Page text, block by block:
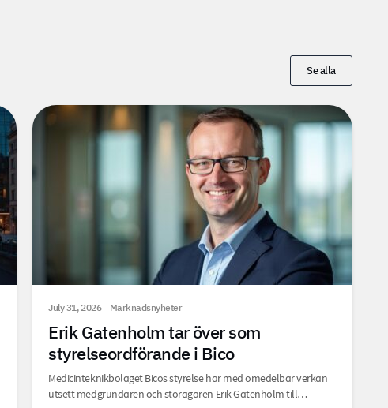
Se alla
July 31, 2026 Marknadsnyheter
Erik Gatenholm tar över som
styrelseordförande i Bico
Medicinteknikbolaget Bicos styrelse har med omedelbar verkan
utsett medgrundaren och storägaren Erik Gatenholm till…